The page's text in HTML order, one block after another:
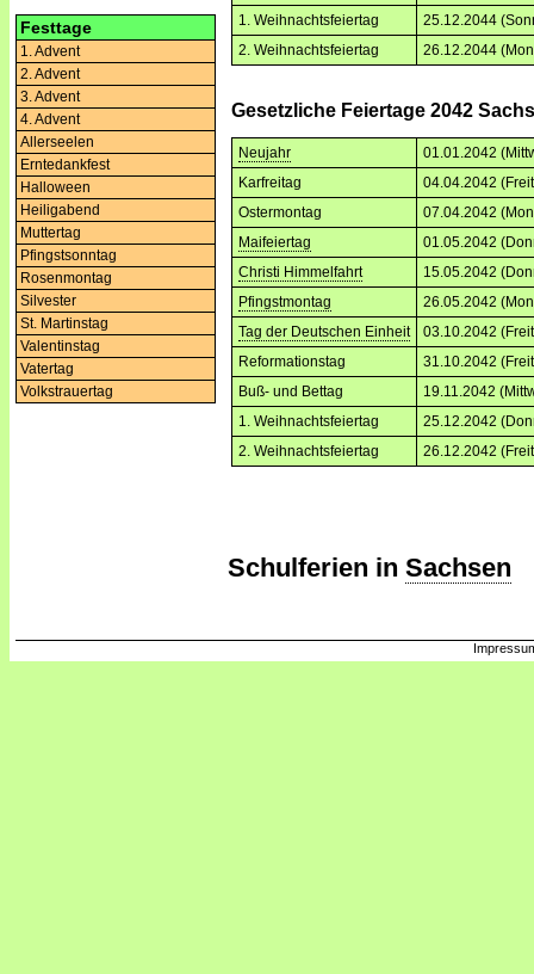
Festtage
1. Advent
2. Advent
3. Advent
4. Advent
Allerseelen
Erntedankfest
Halloween
Heiligabend
Muttertag
Pfingstsonntag
Rosenmontag
Silvester
St. Martinstag
Valentinstag
Vatertag
Volkstrauertag
1. Weihnachtsfeiertag
25.12.2044
2. Weihnachtsfeiertag
26.12.2044
Gesetzliche Feiertage 2042
Neujahr
01.01.2042
Karfreitag
04.04.2042
Ostermontag
07.04.2042
Maifeiertag
01.05.2042
Christi Himmelfahrt
15.05.2042
Pfingstmontag
26.05.2042
Tag der Deutschen Einheit
03.10.2042
Reformationstag
31.10.2042
Buß- und Bettag
19.11.2042
1. Weihnachtsfeiertag
25.12.2042
2. Weihnachtsfeiertag
26.12.2042
Schulferien in Sachsen